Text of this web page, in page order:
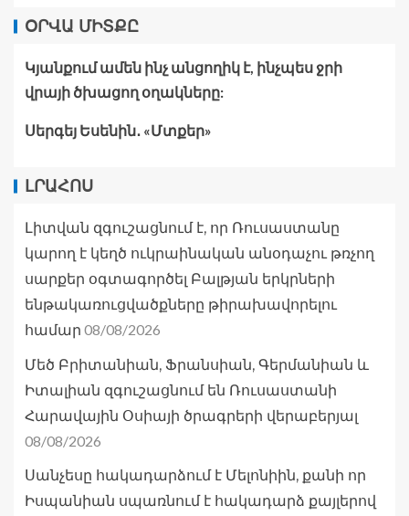
ՕՐՎԱ ՄԻՏՔԸ
Կյանքում ամեն ինչ անցողիկ է, ինչպես ջրի
վրայի ծխացող օղակները:
Սերգեյ Եսենին․ «Մտքեր»
ԼՐԱՀՈՍ
Լիտվան զգուշացնում է, որ Ռուսաստանը
կարող է կեղծ ուկրաինական անօդաչու թռչող
սարքեր օգտագործել Բալթյան երկրների
ենթակառուցվածքները թիրախավորելու
համար 08/08/2026
Մեծ Բրիտանիան, Ֆրանսիան, Գերմանիան և
Իտալիան զգուշացնում են Ռուսաստանի
Հարավային Օսիայի ծրագրերի վերաբերյալ
08/08/2026
Սանչեսը հակադարձում է Մելոնիին, քանի որ
Իսպանիան սպառնում է հակադարձ քայլերով